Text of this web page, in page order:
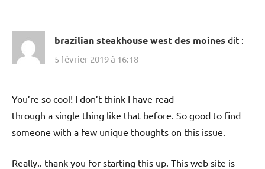
brazilian steakhouse west des moines dit :
5 février 2019 à 16:18
You’re so cool! I don’t think I have read
through a single thing like that before. So good to find
someone with a few unique thoughts on this issue.
Really.. thank you for starting this up. This web site is